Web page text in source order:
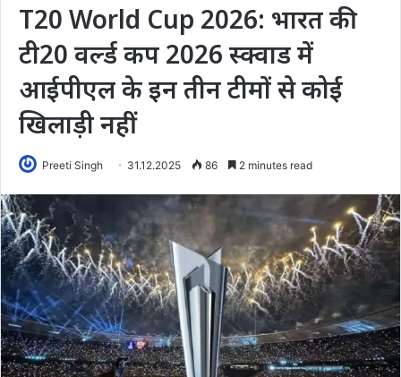
T20 World Cup 2026: भारत की
टी20 वर्ल्ड कप 2026 स्क्वाड में
आईपीएल के इन तीन टीमों से कोई
खिलाड़ी नहीं
Preeti Singh 31.12.2025 86 2 minutes read